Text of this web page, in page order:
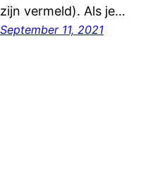
zijn vermeld). Als je…
September 11, 2021